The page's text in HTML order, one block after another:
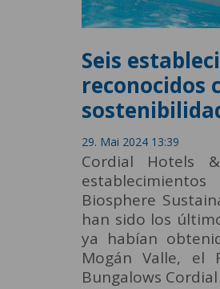
Seis
reconocidos
29. Mai 2024 13:39
Cordial Hotels
Biosphere
han sido los
ya habían
Mogán Valle, el
Bungalows